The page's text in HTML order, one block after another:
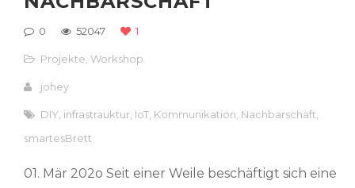
0 52047 1
Projekte ,Workshop
johey
DIY infrastrauktur IoT Kommunikation Nachbarschaft
smartesBrett
01. Mär 202o Seit einer Weile beschäftigt sich eine